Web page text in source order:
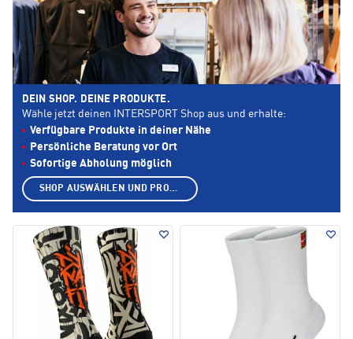
DEIN SHOP. DEINE PRODUKTE.
Wähle jetzt deinen INTERSPORT Shop aus und erhalte:
Verfügbare Produkte in deiner Nähe
Persönliche Beratung vor Ort
Sofortige Abholung möglich
SHOP AUSWÄHLEN UND PRODUKTE ANZEIGEN